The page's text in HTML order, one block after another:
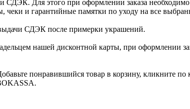
СДЭК. Для этого при оформлении заказа
и гарантийные памятки по уходу на все
СДЭК после примерки украшений.
нашей дисконтной карты, при оформлении
понравившийся товар в корзину, кликните